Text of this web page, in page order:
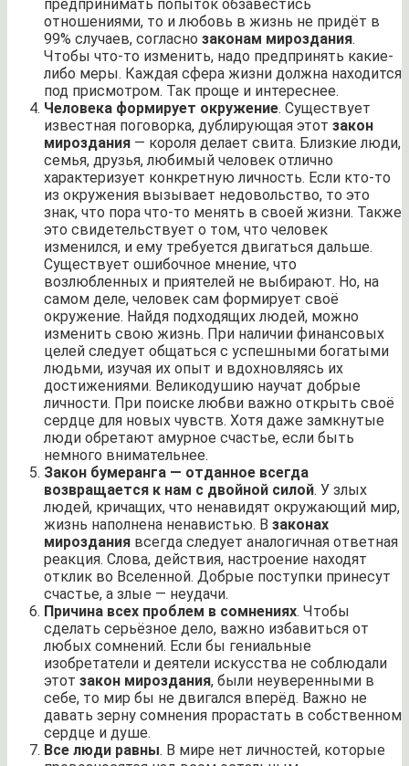
предпринимать попыток обзавестись
отношениями, то и любовь в жизнь не придёт в
99% случаев, согласно законам мироздания.
Чтобы что-то изменить, надо предпринять какие-
либо меры. Каждая сфера жизни должна находится
под присмотром. Так проще и интереснее.
Человека формирует окружение. Существует
известная поговорка, дублирующая этот закон
мироздания — короля делает свита. Близкие люди,
семья, друзья, любимый человек отлично
характеризует конкретную личность. Если кто-то
из окружения вызывает недовольство, то это
знак, что пора что-то менять в своей жизни. Также
это свидетельствует о том, что человек
изменился, и ему требуется двигаться дальше.
Существует ошибочное мнение, что
возлюбленных и приятелей не выбирают. Но, на
самом деле, человек сам формирует своё
окружение. Найдя подходящих людей, можно
изменить свою жизнь. При наличии финансовых
целей следует общаться с успешными богатыми
людьми, изучая их опыт и вдохновляясь их
достижениями. Великодушию научат добрые
личности. При поиске любви важно открыть своё
сердце для новых чувств. Хотя даже замкнутые
люди обретают амурное счастье, если быть
немного внимательнее.
Закон бумеранга — отданное всегда
возвращается к нам с двойной силой. У злых
людей, кричащих, что ненавидят окружающий мир,
жизнь наполнена ненавистью. В законах
мироздания всегда следует аналогичная ответная
реакция. Слова, действия, настроение находят
отклик во Вселенной. Добрые поступки принесут
счастье, а злые — неудачи.
Причина всех проблем в сомнениях. Чтобы
сделать серьёзное дело, важно избавиться от
любых сомнений. Если бы гениальные
изобретатели и деятели искусства не соблюдали
этот закон мироздания, были неуверенными в
себе, то мир бы не двигался вперёд. Важно не
давать зерну сомнения прорастать в собственном
сердце и душе.
Все люди равны. В мире нет личностей, которые